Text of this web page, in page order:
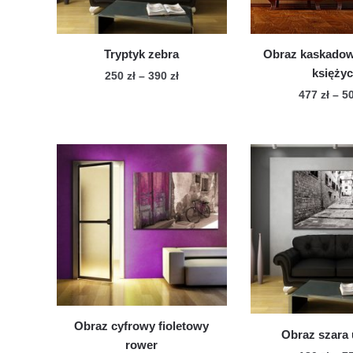
Tryptyk zebra
250 zł – 390 złZakres
do
ma
wiele
wariantów.
Opcje
można
stronie
produktu
Obraz
477 zł –
ma
na
Obraz cyfrowy fioletowy
rower
Obraz szara